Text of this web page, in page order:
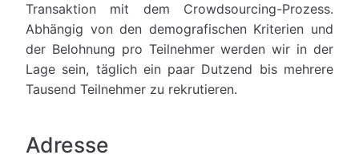
Transaktion mit dem Crowdsourcing-Prozess.
Abhängig von den demografischen Kriterien und
der Belohnung pro Teilnehmer werden wir in der
Lage sein, täglich ein paar Dutzend bis mehrere
Tausend Teilnehmer zu rekrutieren.
Adresse